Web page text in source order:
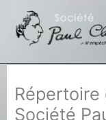
contenu
Société